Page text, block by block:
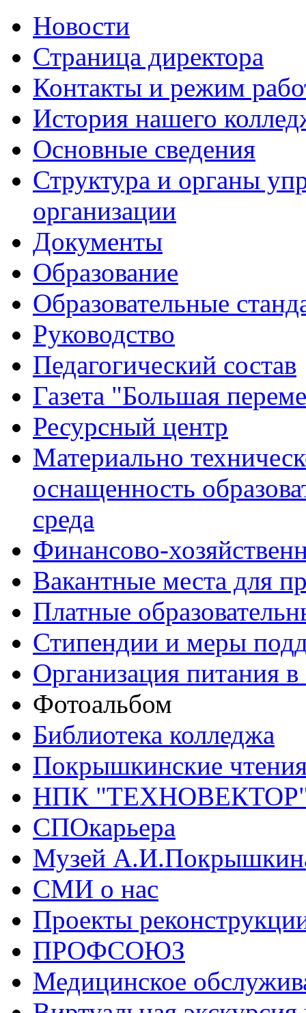
Новости
Страница директора
Контакты и режим
История нашего
Основные сведения
Структура и органы
организации
Документы
Образование
Образовательные
Руководство
Педагогический состав
Газета "Большая
Ресурсный центр
Материально
оснащенность
среда
Финансово-
Вакантные места для
Платные
Стипендии и меры
Организация питания в
Фотоальбом
Библиотека колледжа
Покрышкинские
НПК
СПОкарьера
Музей
СМИ о нас
Проекты
ПРОФСОЮЗ
Медицинское